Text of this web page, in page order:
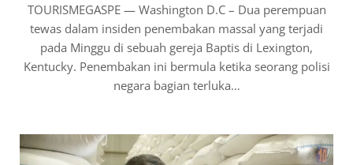
TOURISMEGASPE — Washington D.C – Dua perempuan
tewas dalam insiden penembakan massal yang terjadi
pada Minggu di sebuah gereja Baptis di Lexington,
Kentucky. Penembakan ini bermula ketika seorang polisi
negara bagian terluka…